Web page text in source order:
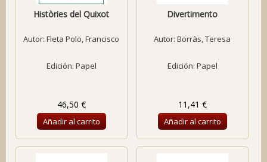
Històries del Quixot
Autor:Fleta Polo, Francisco
Edición: Papel
46,50 €
Añadir al carrito
Divertimento
Autor:Borràs, Teresa
Edición: Papel
11,41 €
Añadir al carrito